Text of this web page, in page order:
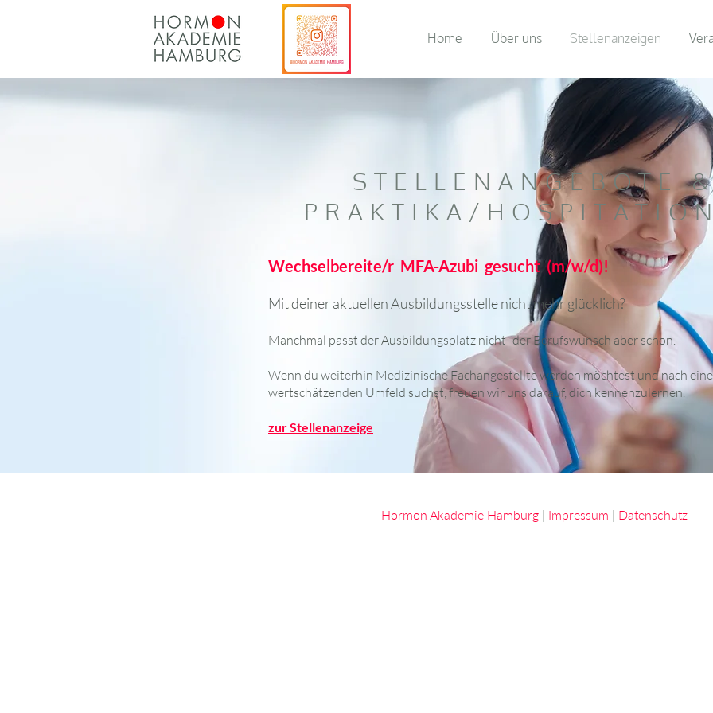
Home Über uns Stellenanzeigen
STELLENANGEBOTE
PRAKTIKA/
Wechselbereite/r MFA-Azubi gesucht (m/w/d)!
Mit deiner aktuellen Ausbildungsstelle nicht mehr glücklich?
Manchmal passt der Ausbildungsplatz nicht -der Berufswunsch aber schon.
Wenn du weiterhin Medizinische Fachangestellte werden möchtest und nach
wertschätzenden Umfeld suchst, freuen wir uns darauf, dich kennenzulernen.
zur Stellenanzeige
Hormon Akademie Hamburg | Impressum | Datenschutz